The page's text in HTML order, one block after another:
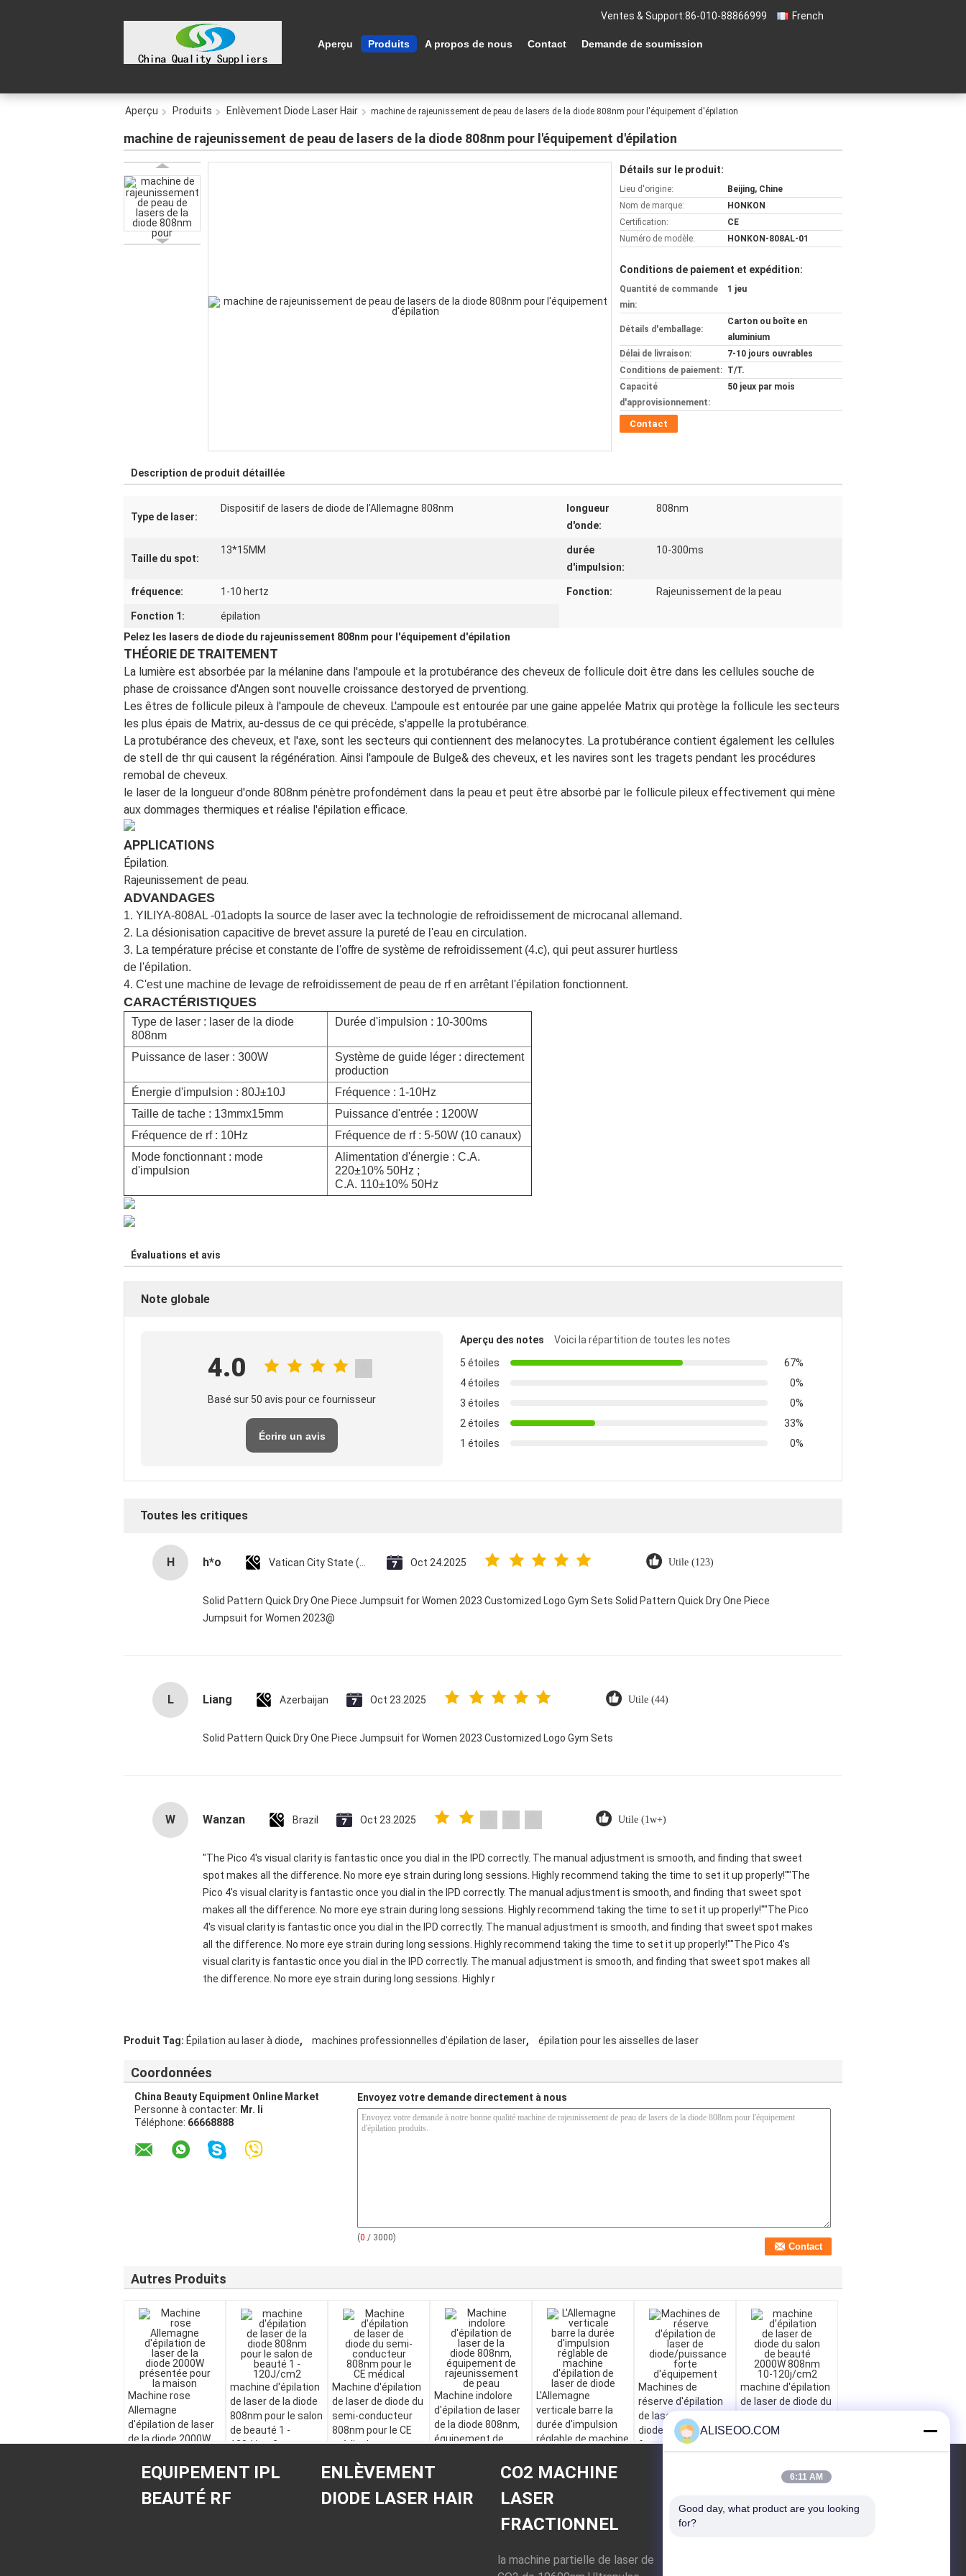
French
Ventes & Support:86-010-88866999
Aperçu Produits A propos de nous Contact Demande de soumission
Aperçu Produits Enlèvement Diode Laser Hair machine de rajeunissement de peau de lasers de la diode 808nm pour l'équipement d'épilation
machine de rajeunissement de peau de lasers de la diode 808nm pour l'équipement d'épilation
Détails sur le produit:
Lieu d'origine:
Beijing, Chine
Nom de marque:
HONKON
Certification:
CE
Numéro de modèle:
HONKON-808AL-01
Conditions de paiement et expédition:
Quantité de commande
min:
1 jeu
Détails d'emballage:
Carton ou boîte en
aluminium
Délai de livraison:
7-10 jours ouvrables
Conditions de paiement: T/T.
Capacité
d'approvisionnement:
50 jeux par mois
Contact
Description de produit détaillée
Type de laser:
Dispositif de lasers de diode de l'Allemagne 808nm
longueur
d'onde:
808nm
Taille du spot:
13*15MM
durée
d'impulsion:
10-300ms
fréquence: 1-10 hertz Fonction: Rajeunissement de la peau
Fonction 1:
épilation
Pelez les lasers de diode du rajeunissement 808nm pour l'équipement d'épilation
THÉORIE DE TRAITEMENT
La lumière est absorbée par la mélanine dans l'ampoule et la protubérance des cheveux de follicule doit être dans les cellules souche de
phase de croissance d'Angen sont nouvelle croissance destoryed de prventiong.
Les êtres de follicule pileux à l'ampoule de cheveux. L'ampoule est entourée par une gaine appelée Matrix qui protège la follicule les secteurs
les plus épais de Matrix, au-dessus de ce qui précède, s'appelle la protubérance.
La protubérance des cheveux, et l'axe, sont les secteurs qui contiennent des melanocytes. La protubérance contient également les cellules
de stell de thr qui causent la régénération. Ainsi l'ampoule de Bulge& des cheveux, et les navires sont les tragets pendant les procédures
remobal de cheveux.
le laser de la longueur d'onde 808nm pénètre profondément dans la peau et peut être absorbé par le follicule pileux effectivement qui mène
aux dommages thermiques et réalise l'épilation efficace.
APPLICATIONS
Épilation.
Rajeunissement de peau.
ADVANDAGES
1. YILIYA-808AL -01adopts la source de laser avec la technologie de refroidissement de microcanal allemand.
2. La désionisation capacitive de brevet assure la pureté de l'eau en circulation.
3. La température précise et constante de l'offre de système de refroidissement (4.c), qui peut assurer hurtless
de l'épilation.
4. C'est une machine de levage de refroidissement de peau de rf en arrêtant l'épilation fonctionnent.
CARACTÉRISTIQUES
Type de laser : laser de la diode
808nm
Durée d'impulsion : 10-300ms
Puissance de laser : 300W
Système de guide léger : directement
production
Énergie d'impulsion : 80J±10J
Fréquence : 1-10Hz
Taille de tache : 13mmx15mm
Puissance d'entrée : 1200W
Fréquence de rf : 10Hz
Fréquence de rf : 5-50W (10 canaux)
Mode fonctionnant : mode
d'impulsion
Alimentation d'énergie : C.A.
220±10% 50Hz ;
C.A. 110±10% 50Hz
Évaluations et avis
Note globale
4.0
Basé sur 50 avis pour ce fournisseur
Écrire un avis
Aperçu des notes
Voici la répartition de toutes les notes
5 étoiles
67%
4 étoiles
0%
3 étoiles
0%
2 étoiles
33%
1 étoiles
0%
Toutes les critiques
H h*o Oct 24.2025 Utile (123)
Solid Pattern Quick Dry One Piece Jumpsuit for Women 2023 Customized Logo Gym Sets Solid Pattern Quick Dry One Piece
Jumpsuit for Women 2023@
L Liang Azerbaijan Oct 23.2025 Utile (44)
Solid Pattern Quick Dry One Piece Jumpsuit for Women 2023 Customized Logo Gym Sets
W Wanzan Brazil Oct 23.2025 Utile (1w+)
"The Pico 4's visual clarity is fantastic once you dial in the IPD correctly. The manual adjustment is smooth, and finding that sweet
spot makes all the difference. No more eye strain during long sessions. Highly recommend taking the time to set it up properly!""The
Pico 4's visual clarity is fantastic once you dial in the IPD correctly. The manual adjustment is smooth, and finding that sweet spot
makes all the difference. No more eye strain during long sessions. Highly recommend taking the time to set it up properly!""The Pico
4's visual clarity is fantastic once you dial in the IPD correctly. The manual adjustment is smooth, and finding that sweet spot makes
all the difference. No more eye strain during long sessions. Highly recommend taking the time to set it up properly!""The Pico 4's
visual clarity is fantastic once you dial in the IPD correctly. The manual adjustment is smooth, and finding that sweet spot makes all
the difference. No more eye strain during long sessions. Highly r
Produit Tag: Épilation au laser à diode, machines professionnelles d'épilation de laser, épilation pour les aisselles de laser
Coordonnées
China Beauty Equipment Online Market
Personne à contacter: Mr. li
Téléphone: 66668888
Envoyez votre demande directement à nous
(0 / 3000)
Autres Produits
Machine rose
Allemagne
d'épilation de laser
de la diode 2000W
maison
machine d'épilation
de laser de la diode
808nm pour le salon
de beauté 1 -
120J/cm2
Machine d'épilation
de laser de diode du
semi-conducteur
808nm pour le CE
médical
Machine indolore
d'épilation de laser
de la diode 808nm,
équipement de
peau
L'Allemagne
verticale barre la
durée d'impulsion
réglable de machine
de diode
Machines de
réserve d'épilation
de laser de
diode/puissance
forte d'équipement
machine d'épilation
de laser de diode du
2000W 808nm 10-
EQUIPEMENT IPL
BEAUTÉ RF
ENLÈVEMENT
DIODE LASER HAIR
CO2 MACHINE
LASER
FRACTIONNEL
la machine partielle de laser de
DEMANDE DE
ALISEOO.COM
6:11 AM
Good day, what product are you looking
for?